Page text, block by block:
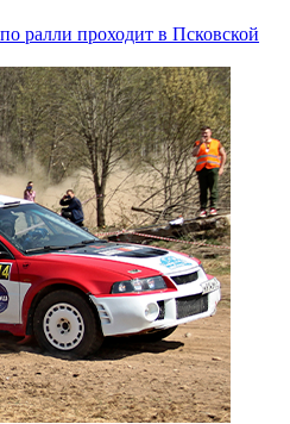
ралли проходит в Псковской